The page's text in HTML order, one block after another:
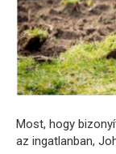
Most, hogy
az ingatlanban,